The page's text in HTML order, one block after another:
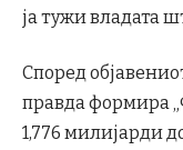
ја тужи владата
Според
правда формира
1,776 милијарди